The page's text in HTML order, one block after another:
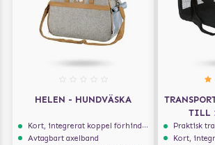
HELEN - HUNDVÄSKA
Kort, integrerat koppel förhindrar att hunden hoppar ur
Avtagbart axelband
TILL
Praktisk
Kort, integrerat